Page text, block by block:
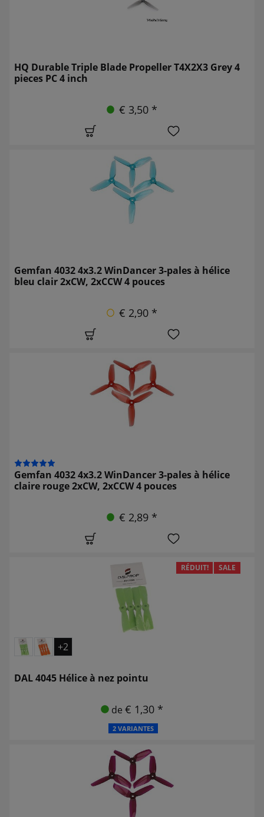
HQ Durable Triple Blade Propeller T4X2X3 Grey 4
pieces PC 4 inch
€ 3,50 *
Gemfan 4032 4x3.2 WinDancer 3-pales à hélice
bleu clair 2xCW, 2xCCW 4 pouces
€ 2,90 *
Gemfan 4032 4x3.2 WinDancer 3-pales à hélice
claire rouge 2xCW, 2xCCW 4 pouces
€ 2,89 *
RÉDUIT! SALE
+2
DAL 4045 Hélice à nez pointu
de € 1,30 *
2 VARIANTES